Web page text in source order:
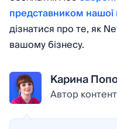
представником
дізнатися про те, як
вашому бізнесу.
Карина
Автор